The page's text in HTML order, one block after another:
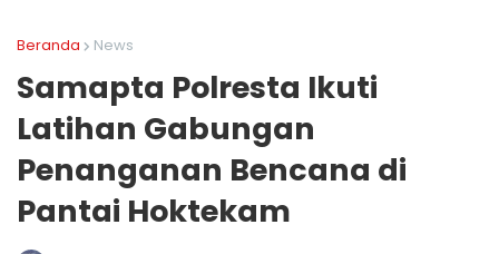
Beranda News
Samapta Polresta Ikuti
Latihan Gabungan
Penanganan Bencana di
Pantai Hoktekam